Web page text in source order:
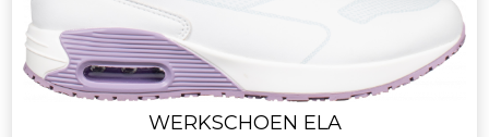
WERKSCHOEN ELA